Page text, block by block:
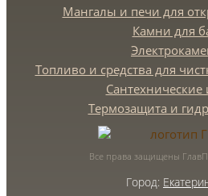
Мангалы и печи для
Камни для
Топливо и средства для
Сантехнические
Термозащита и
Все права защищены
Город: